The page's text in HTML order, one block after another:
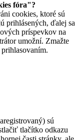
fóra"?
cookies, ktoré sú
prihlásených, ďalej sa
príspevkov na
umožní. Zmažte
sú
tlačítko odkazu